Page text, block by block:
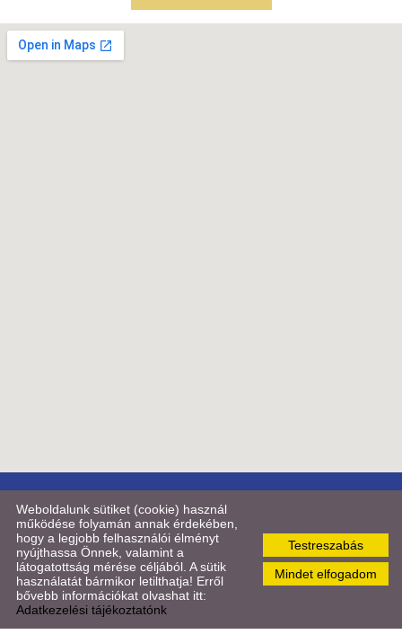
© 2026 - STUDIUM Konferenciatechnika Kft.
Oldal információklAdatkezelési tájékoztató lImpresszum
Sütik kezelése
KERESÉS AZ OLDAL TARTALMÁBAN
Mindet elfogadom
Testreszabás
Weboldalunk sütiket (cookie) használ
működése folyamán annak érdekében,
hogy a legjobb felhasználói élményt
nyújthassa Önnek, valamint a
látogatottság mérése céljából. A sütik
használatát bármikor letilthatja! Erről
bővebb információkat olvashat itt:
Adatkezelési tájékoztatónk